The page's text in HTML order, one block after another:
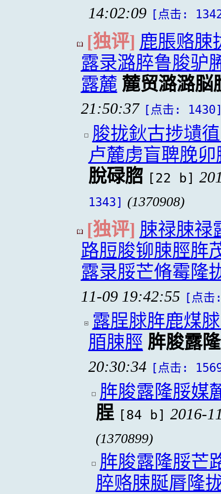
14:02:09 [点击:
[独评] 鹿脹赂脨
露录潞脺鲁脧驴
露麓 麓贸潞潞脳
21:50:37 [点击:
脧拢鈥古捗壝
卢麓虏盲聛脕
脫碌脗 [22 b]
1343] (1370908)
[独评] 脨禄脨禄
路脰脧铆脨脛脌
露录脮芒脩霉隆
11-09 19:42:55 [点
露脭脙脌鹿煤
脜脨脛 脌脧露隆
20:30:34 [点击:
脌脧露隆脮媒
脭 [84 b] 2016-
(1370899)
脌脧露隆脮芒
脺赂脨脠脣隆